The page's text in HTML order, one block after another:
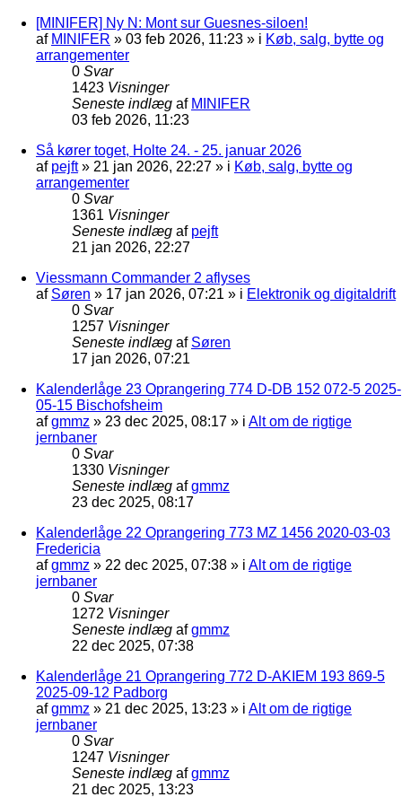
[MINIFER] Ny N: Mont sur Guesnes-siloen!
af MINIFER » 03 feb 2026, 11:23 » i Køb, salg, bytte og
arrangementer
0 Svar
1423 Visninger
Seneste indlæg af MINIFER
03 feb 2026, 11:23
Så kører toget, Holte 24. - 25. januar 2026
af pejft» 21 jan 2026, 22:27 » i Køb, salg, bytte og
arrangementer
0 Svar
1361 Visninger
Seneste indlæg af pejft
21 jan 2026, 22:27
Viessmann Commander 2 aflyses
af Søren » 17 jan 2026, 07:21 » i Elektronik og digitaldrift
0 Svar
1257 Visninger
Seneste indlæg af Søren
17 jan 2026, 07:21
Kalenderlåge 23 Oprangering 774 D-DB 152 072-5 2025-
05-15 Bischofsheim
afgmmz » 23 dec 2025, 08:17 » i Alt om de rigtige
jernbaner
0 Svar
1330 Visninger
Seneste indlæg afgmmz
23 dec 2025, 08:17
Kalenderlåge 22 Oprangering 773 MZ 1456 2020-03-03
Fredericia
afgmmz » 22 dec 2025, 07:38 » i Alt om de rigtige
jernbaner
0 Svar
1272 Visninger
Seneste indlæg afgmmz
22 dec 2025, 07:38
Kalenderlåge 21 Oprangering 772 D-AKIEM 193 869-5
2025-09-12 Padborg
afgmmz » 21 dec 2025, 13:23 » i Alt om de rigtige
jernbaner
0 Svar
1247 Visninger
Seneste indlæg afgmmz
21 dec 2025, 13:23